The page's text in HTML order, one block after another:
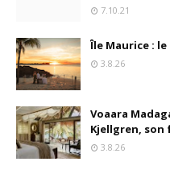
7.10.21
Île Maurice :
3.8.26
Voaara
Kjellgren, son
3.8.26